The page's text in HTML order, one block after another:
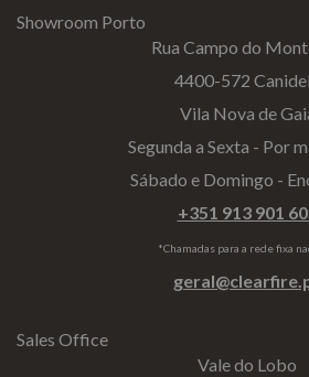
Showroom Porto
Rua Campo do
4400-572
Vila Nova de
Segunda a Sexta - Por
Sábado e Domingo -
+351 913 901
*Chamadas para a rede fixa
Sales Office
Vale do Lobo